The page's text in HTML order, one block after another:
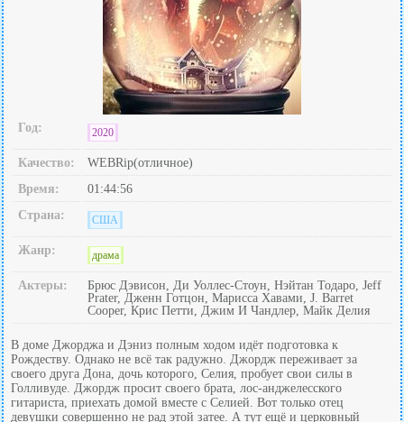
Год: 2020
Качество:
WEBRip(отличное)
Время:
01:44:56
Страна:
США
Жанр: драма
Актеры:
Брюс Дэвисон, Ди Уоллес-Стоун, Нэйтан Тодаро, Jeff
Prater, Дженн Готцон, Марисса Хавами, J. Barret
Cooper, Крис Петти, Джим И Чандлер, Майк Делия
В доме Джорджа и Дэниз полным ходом идёт подготовка к
Рождеству. Однако не всё так радужно. Джордж переживает за
своего друга Дона, дочь которого, Селия, пробует свои силы в
Голливуде. Джордж просит своего брата, лос-анджелесского
гитариста, приехать домой вместе с Селией. Вот только отец
девушки совершенно не рад этой затее. А тут ещё и церковный